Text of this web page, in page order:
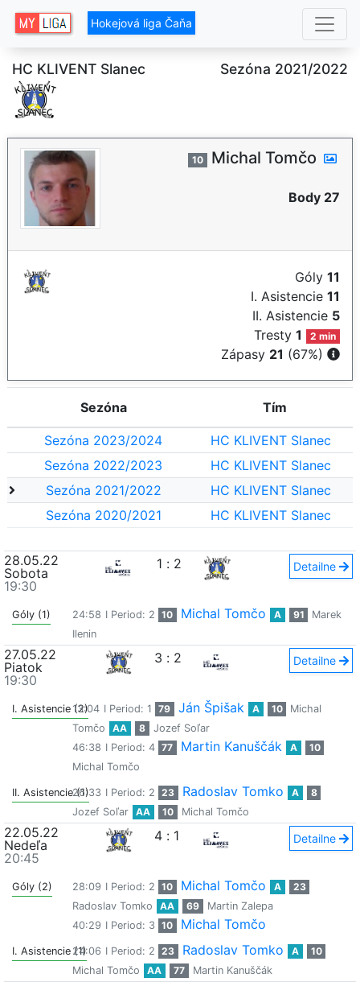
Hokejová liga Čaňa
HC KLIVENT Slanec Sezóna 2021/2022
10 Michal Tomčo
Body 27
Góly 11
I. Asistencie 11
II. Asistencie 5
Tresty1 2 min
Zápasy 21 (67%)
Sezóna Tím
Sezóna 2023/2024
HC KLIVENT Slanec
Sezóna 2022/2023
HC KLIVENT Slanec
Sezóna 2021/2022
HC KLIVENT Slanec
Sezóna 2020/2021
HC KLIVENT Slanec
28.05.22
Sobota
19:30
1 : 2 Detailne
Góly (1) 24:58 I Period: 2 10 Michal Tomčo A 91
Marek
Ilenin
27.05.22
Piatok
19:30
3 : 2 Detailne
I. Asistencie (2)
13:04 I Period: 1 79 Ján Špišak A 10
Michal
Tomčo
AA 8
Jozef Soľar
46:38 I Period: 4 77 Martin Kanuščák A
10
Michal Tomčo
II. Asistencie (1)
26:33 I Period: 2 23 Radoslav Tomko A
8
Jozef Soľar
AA 10 Michal Tomčo
22.05.22
Nedeľa
20:45
4 : 1 Detailne
Góly (2) 28:09 I Period: 2 10 Michal Tomčo A
23
Radoslav Tomko
AA 69
Martin Zalepa
40:29 I Period: 3 10 Michal Tomčo
I. Asistencie (1)24:06 I Period: 2 23 Radoslav Tomko A
10
Michal Tomčo
AA 77 Martin Kanuščák